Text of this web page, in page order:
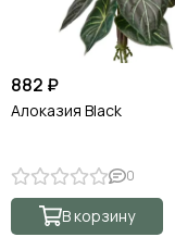
882 ₽
Алоказия Black
0
В корзину